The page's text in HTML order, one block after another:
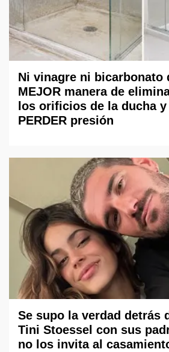
Ni vinagre ni bicarbonato
MEJOR manera de
los orificios de la ducha
PERDER presión
Se supo la verdad detrás
Tini Stoessel con sus
no los invita al